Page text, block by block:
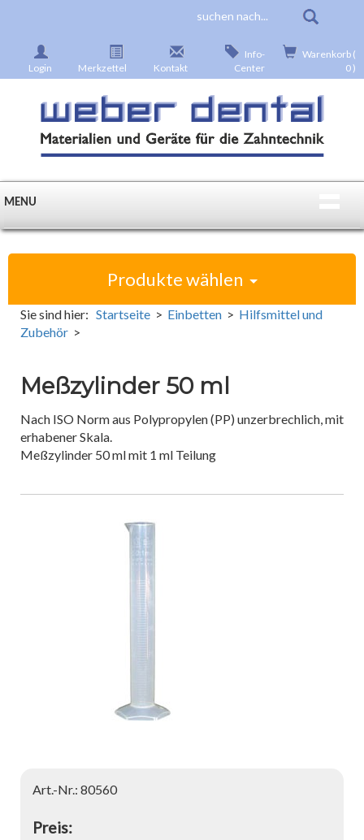
Login Merkzettel Kontakt
Info-
Center
Warenkorb (
0 )
MENU
Produkte wählen
Sie sind hier: Startseite > Einbetten > Hilfsmittel und
Zubehör >
Meßzylinder 50 ml
Nach ISO Norm aus Polypropylen (PP) unzerbrechlich, mit
erhabener Skala.
Meßzylinder 50 ml mit 1 ml Teilung
Art.-Nr.: 80560
Preis: